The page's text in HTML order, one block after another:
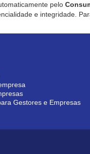
pelo
e integridade.
Gestores e Empresas